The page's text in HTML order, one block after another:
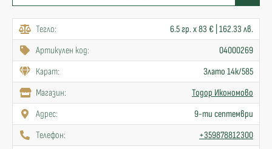
Тегло:
6.5 гр. x 83 € | 162.33 лв.
Артикулен код:
04000269
Карат:
Злато 14к/585
Mагазин:
Тодор Икономово
Адрес:
9-ти септември
Телефон:
+359878812300